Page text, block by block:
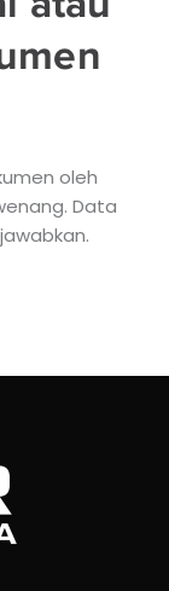
oleh
Data